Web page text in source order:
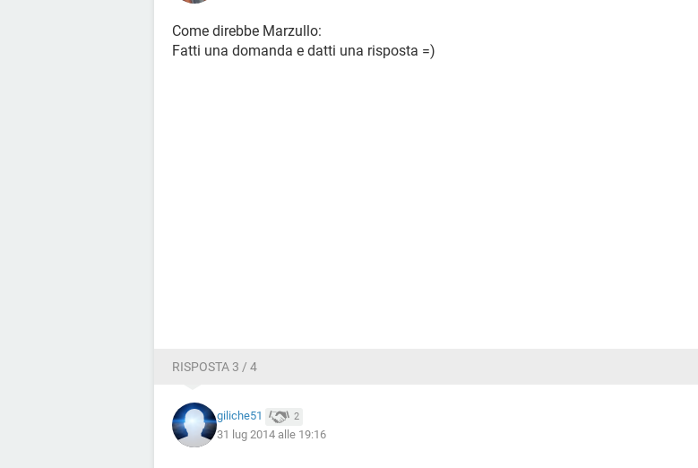
Come direbbe Marzullo:
Fatti una domanda e datti una risposta =)
RISPOSTA 3 / 4
giliche51 2
31 lug 2014 alle 19:16